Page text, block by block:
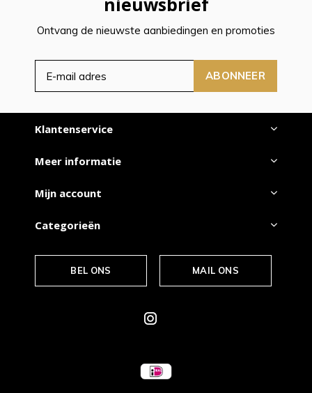
Ontvang de nieuwste aanbiedingen en promoties
ABONNEER
Klantenservice
Meer informatie
Mijn account
Categorieën
BEL ONS MAIL ONS